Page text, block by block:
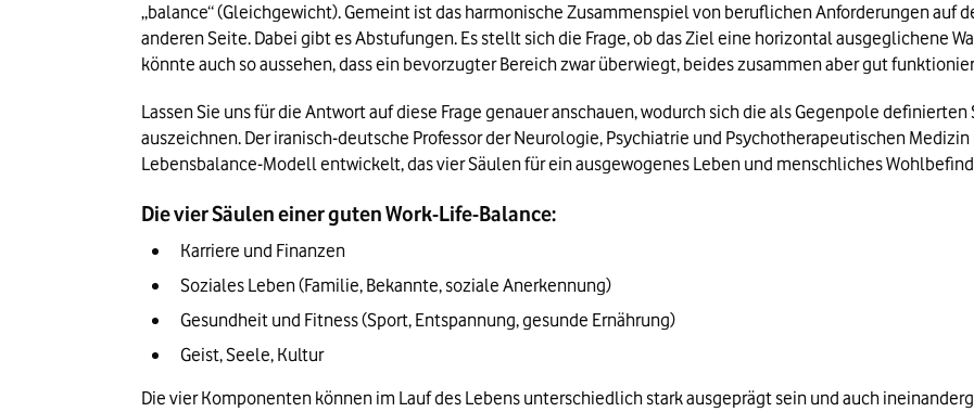
„balance“ (Gleichgewicht). Gemeint ist das harmonische Zusammenspiel von beruflichen Anforderungen auf
anderen Seite. Dabei gibt es Abstufungen. Es stellt sich die Frage, ob das Ziel eine horizontal ausgeglichene
könnte auch so aussehen, dass ein bevorzugter Bereich zwar überwiegt, beides zusammen aber gut
Lassen Sie uns für die Antwort auf diese Frage genauer anschauen, wodurch sich die als Gegenpole definierten
auszeichnen. Der iranisch-deutsche Professor der Neurologie, Psychiatrie und Psychotherapeutischen
Lebensbalance-Modell entwickelt, das vier Säulen für ein ausgewogenes Leben und menschliches
Die vier Säulen einer guten Work-Life-Balance:
Karriere und Finanzen
Soziales Leben (Familie, Bekannte, soziale Anerkennung)
Gesundheit und Fitness (Sport, Entspannung, gesunde Ernährung)
Geist, Seele, Kultur
Die vier Komponenten können im Lauf des Lebens unterschiedlich stark ausgeprägt sein und auch